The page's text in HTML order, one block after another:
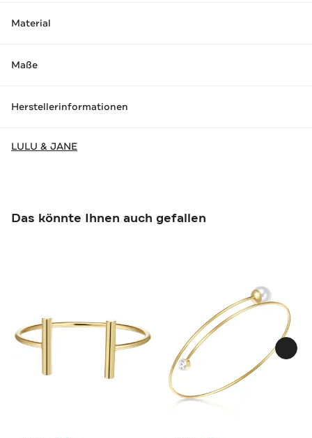
Material
Maße
Herstellerinformationen
LULU & JANE
Das könnte Ihnen auch gefallen